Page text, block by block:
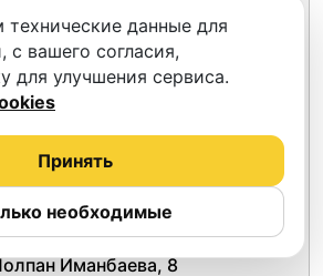
Иманбаева, 8
данные для
с вашего согласия,
для улучшения сервиса.
необходимые
Принять